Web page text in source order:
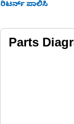
ರಿಟರ್ನ್ ಪಾಲಿಸಿ
Parts